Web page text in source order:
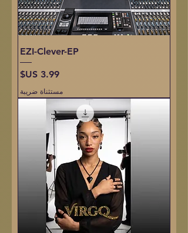
EZI-Clever-EP
السعر
مستثناة ضريبة